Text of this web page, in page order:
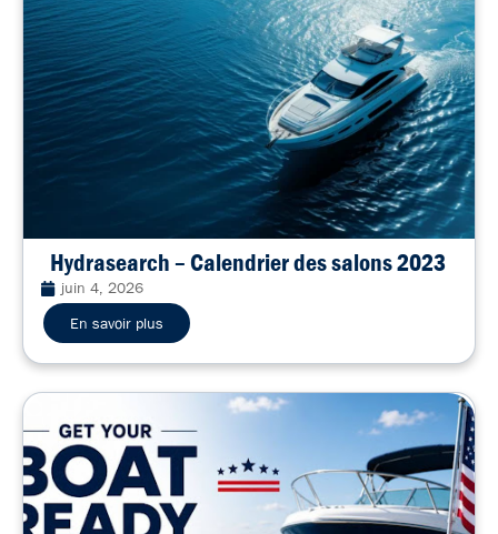
Hydrasearch – Calendrier des salons 2023
juin 4, 2026
En savoir plus